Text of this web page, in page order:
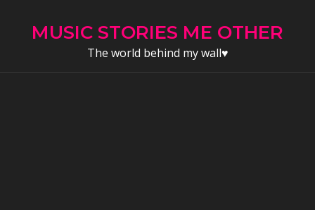
MUSIC STORIES ME OTHER
The world behind my wall♥